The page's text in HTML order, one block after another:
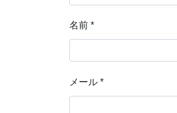
名前 *
メール *